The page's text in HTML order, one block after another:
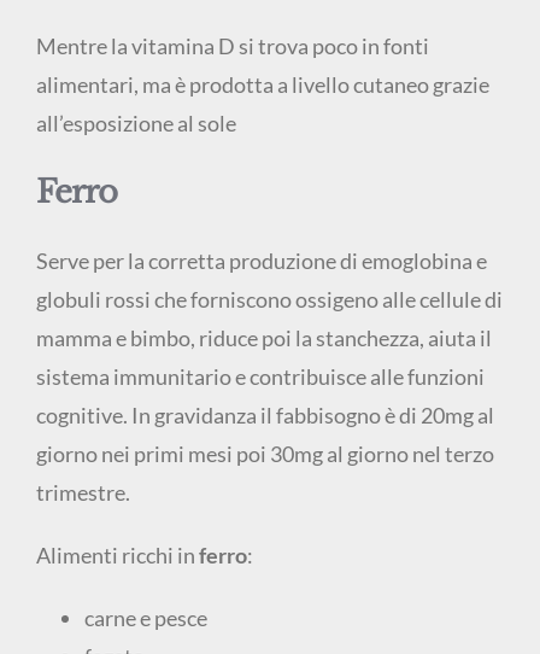
Mentre la vitamina D si trova poco in fonti
alimentari, ma è prodotta a livello cutaneo grazie
all’esposizione al sole
Ferro
Serve per la corretta produzione di emoglobina e
globuli rossi che forniscono ossigeno alle cellule di
mamma e bimbo, riduce poi la stanchezza, aiuta il
sistema immunitario e contribuisce alle funzioni
cognitive. In gravidanza il fabbisogno è di 20mg al
giorno nei primi mesi poi 30mg al giorno nel terzo
trimestre.
Alimenti ricchi inferro:
carne e pesce